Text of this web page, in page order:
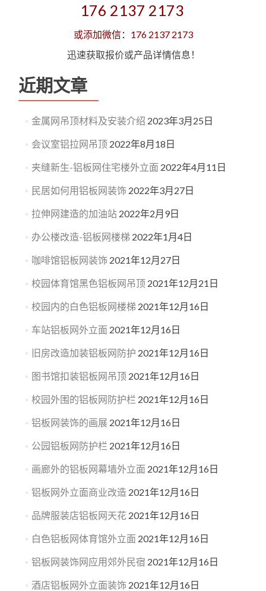
176 2137 2173
或添加微信：176 2137 2173
迅速获取报价或产品详情信息！
近期文章
金属网吊顶材料及安装介绍 2023年3月25日
会议室铝拉网吊顶 2022年8月18日
夹缝新生-铝板网住宅楼外立面 2022年4月11日
民居如何用铝板网装饰 2022年3月27日
拉伸网建造的加油站 2022年2月9日
办公楼改造-铝板网楼梯 2022年1月4日
咖啡馆铝板网装饰 2021年12月27日
校园体育馆黑色铝板网吊顶 2021年12月21日
校园内的白色铝板网楼梯 2021年12月16日
车站铝板网外立面 2021年12月16日
旧房改造加装铝板网防护 2021年12月16日
图书馆扣装铝板网吊顶 2021年12月16日
校园外围的铝板网防护栏 2021年12月16日
铝板网装饰的画展 2021年12月16日
公园铝板网防护栏 2021年12月16日
画廊外的铝板网幕墙外立面 2021年12月16日
铝板网外立面商业改造 2021年12月16日
品牌服装店铝板网天花 2021年12月16日
白色铝板网体育馆外立面 2021年12月16日
铝板网装饰网应用郊外民宿 2021年12月16日
酒店铝板网外立面装饰 2021年12月16日